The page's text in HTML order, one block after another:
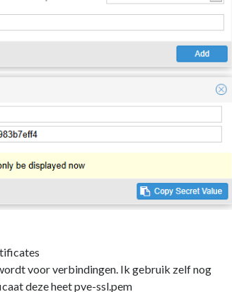
voor verbindingen. Ik gebruik zelf nog
deze heet pve-ssl.pem